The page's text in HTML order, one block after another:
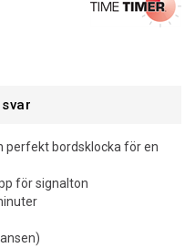
perfekt bordsklocka för en
för signalton